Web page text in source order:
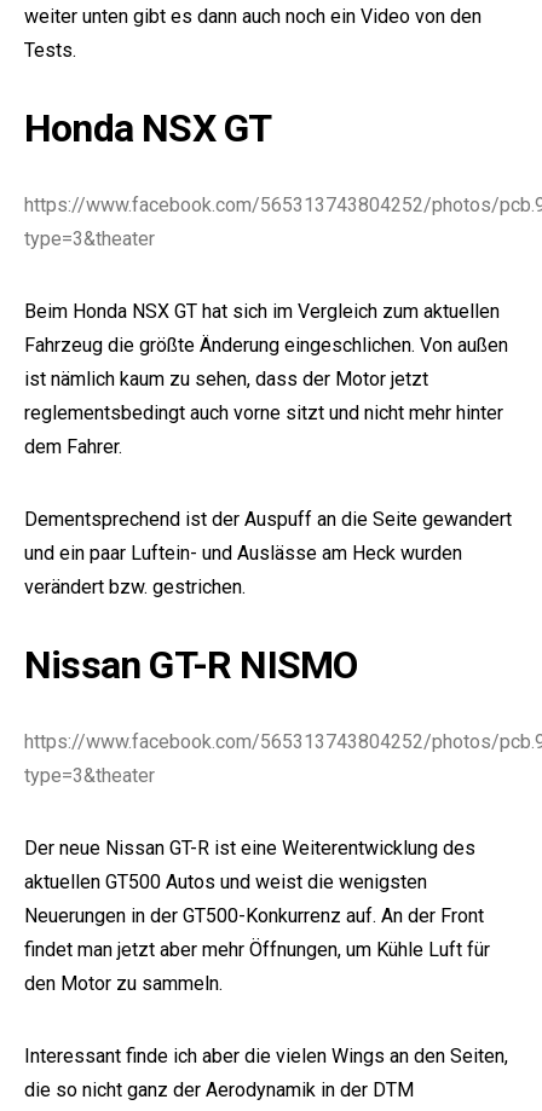
weiter unten gibt es dann auch noch ein Video von den
Tests.
Honda NSX GT
https://www.facebook.com/565313743804252/photos/
type=3&theater
Beim Honda NSX GT hat sich im Vergleich zum aktuellen
Fahrzeug die größte Änderung eingeschlichen. Von außen
ist nämlich kaum zu sehen, dass der Motor jetzt
reglementsbedingt auch vorne sitzt und nicht mehr hinter
dem Fahrer.
Dementsprechend ist der Auspuff an die Seite gewandert
und ein paar Luftein- und Auslässe am Heck wurden
verändert bzw. gestrichen.
Nissan GT-R NISMO
https://www.facebook.com/565313743804252/photos/
type=3&theater
Der neue Nissan GT-R ist eine Weiterentwicklung des
aktuellen GT500 Autos und weist die wenigsten
Neuerungen in der GT500-Konkurrenz auf. An der Front
findet man jetzt aber mehr Öffnungen, um Kühle Luft für
den Motor zu sammeln.
Interessant finde ich aber die vielen Wings an den Seiten,
die so nicht ganz der Aerodynamik in der DTM